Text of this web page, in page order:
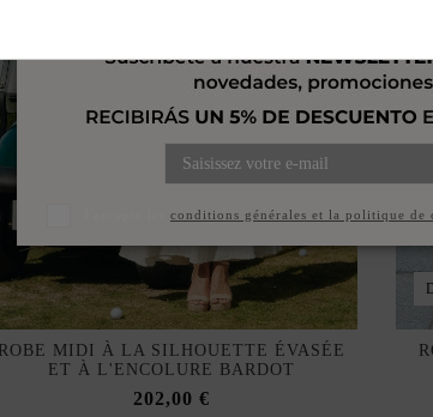
ROBE MIDI À LA SILHOUETTE ÉVASÉE
ET À L'ENCOLURE BARDOT
202,00 €
conditions générales et la politique de